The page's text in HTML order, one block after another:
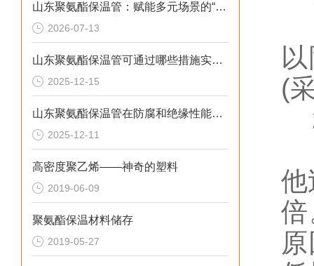
山东聚氨酯保温管：赋能多元场景的“隐形守护者”
2026-07-13
山东聚氨酯保温管可通过哪些措施实现快速施工
2025-12-15
山东聚氨酯保温管在防腐和绝缘性能方面表现优异
2025-12-11
高密度聚乙烯——神奇的塑料
2019-06-09
聚氨酯保温材料储存
2019-05-27
(
他